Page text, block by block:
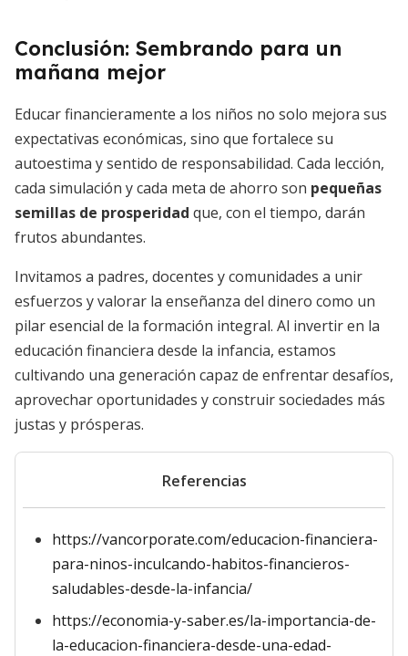
Conclusión: Sembrando para un
mañana mejor
Educar financieramente a los niños no solo mejora sus
expectativas económicas, sino que fortalece su
autoestima y sentido de responsabilidad. Cada lección,
cada simulación y cada meta de ahorro son pequeñas
semillas de prosperidad que, con el tiempo, darán
frutos abundantes.
Invitamos a padres, docentes y comunidades a unir
esfuerzos y valorar la enseñanza del dinero como un
pilar esencial de la formación integral. Al invertir en la
educación financiera desde la infancia, estamos
cultivando una generación capaz de enfrentar desafíos,
aprovechar oportunidades y construir sociedades más
justas y prósperas.
Referencias
https://vancorporate.com/educacion-financiera-
para-ninos-inculcando-habitos-financieros-
saludables-desde-la-infancia/
https://economia-y-saber.es/la-importancia-de-
la-educacion-financiera-desde-una-edad-